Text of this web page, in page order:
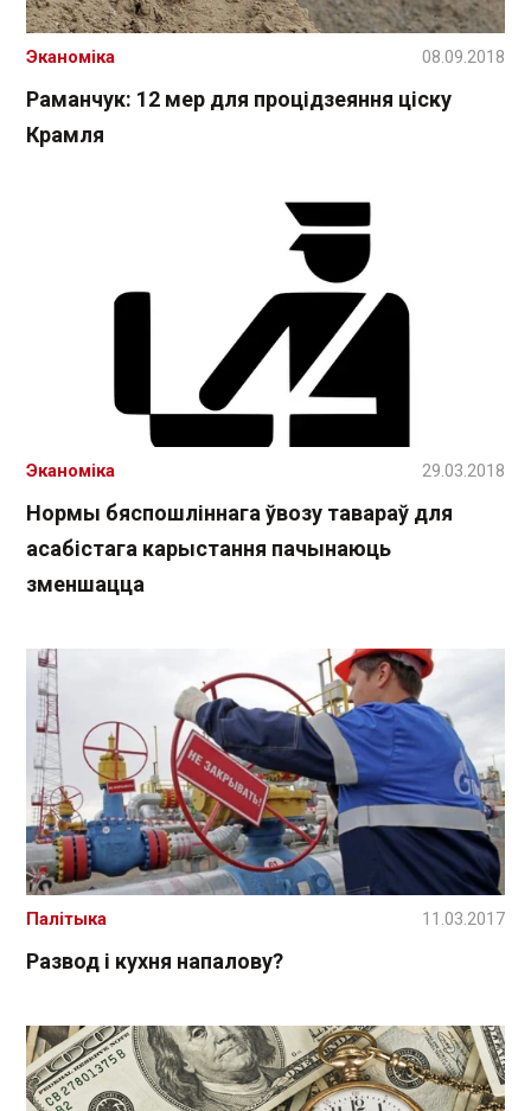
Раманчук: 12 мер для процідзеяння ціску
Крамля
Эканоміка 08.09.2018
Нормы бяспошліннага ўвозу тавараў для
асабістага карыстання пачынаюць
зменшацца
Эканоміка 29.03.2018
Развод і кухня напалову?
Палітыка 11.03.2017